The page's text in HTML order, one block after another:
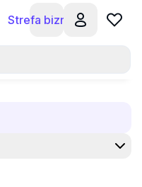
Strefa biznesu